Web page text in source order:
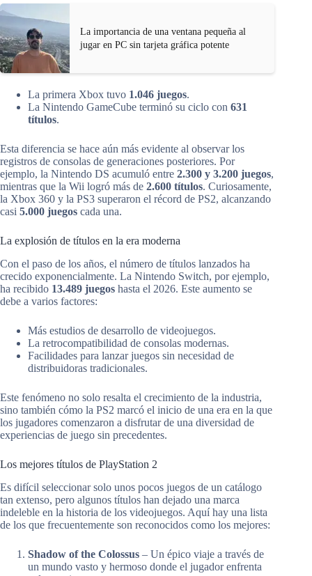
La importancia de una ventana pequeña al
jugar en PC sin tarjeta gráfica potente
La primera Xbox tuvo 1.046 juegos.
La Nintendo GameCube terminó su ciclo con 631
títulos.
Esta diferencia se hace aún más evidente al observar los
registros de consolas de generaciones posteriores. Por
ejemplo, la Nintendo DS acumuló entre 2.300 y 3.200 juegos,
mientras que la Wii logró más de 2.600 títulos. Curiosamente,
la Xbox 360 y la PS3 superaron el récord de PS2, alcanzando
casi 5.000 juegos cada una.
La explosión de títulos en la era moderna
Con el paso de los años, el número de títulos lanzados ha
crecido exponencialmente. La Nintendo Switch, por ejemplo,
ha recibido 13.489 juegos hasta el 2026. Este aumento se
debe a varios factores:
Más estudios de desarrollo de videojuegos.
La retrocompatibilidad de consolas modernas.
Facilidades para lanzar juegos sin necesidad de
distribuidoras tradicionales.
Este fenómeno no solo resalta el crecimiento de la industria,
sino también cómo la PS2 marcó el inicio de una era en la que
los jugadores comenzaron a disfrutar de una diversidad de
experiencias de juego sin precedentes.
Los mejores títulos de PlayStation 2
Es difícil seleccionar solo unos pocos juegos de un catálogo
tan extenso, pero algunos títulos han dejado una marca
indeleble en la historia de los videojuegos. Aquí hay una lista
de los que frecuentemente son reconocidos como los mejores:
Shadow of the Colossus – Un épico viaje a través de
un mundo vasto y hermoso donde el jugador enfrenta